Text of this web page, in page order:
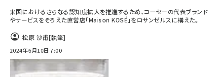
米国におけるさらなる認知度拡大を推進するため、コーセーの代表ブランド
やサービスをそろえた直営店「Maison KOSÉ」をロサンゼルスに構えた。
松原 沙甫[執筆]
2024年6月10日 7:00